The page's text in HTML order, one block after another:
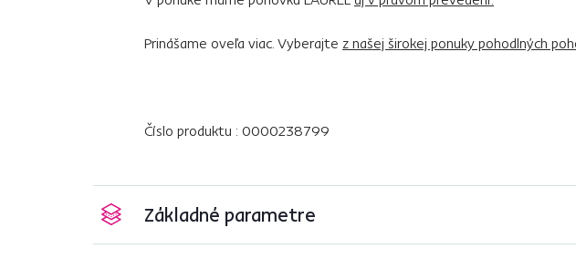
Prinášame oveľa viac. Vyberajte z našej širokej ponuky pohodlných
Číslo produktu : 0000238799
Základné parametre